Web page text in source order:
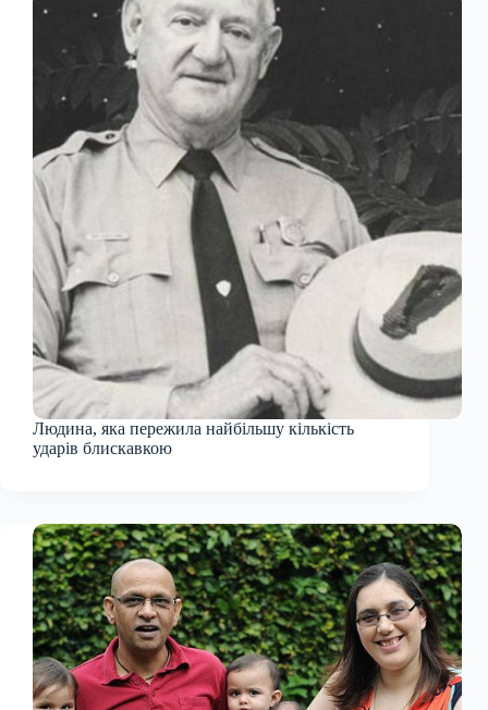
Людина, яка пережила найбільшу кількість
ударів блискавкою